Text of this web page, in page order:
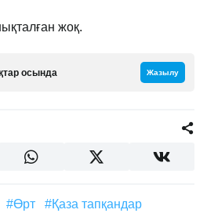
жоқ.
осында Жазылу
#өрт #қаза тапқандар